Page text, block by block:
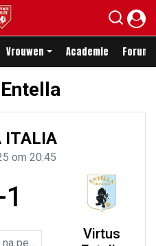
Vrouwen Academie Forum
ITALIA
om 20:45
Virtus